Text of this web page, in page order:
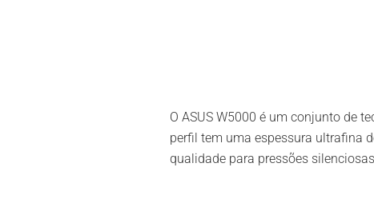
O ASUS W5000 é um conjunto de
perfil tem uma espessura ultrafina
qualidade para pressões